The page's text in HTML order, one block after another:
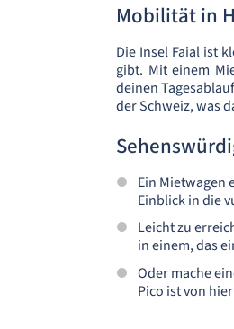
Mobilität in
Die Insel Faial ist
gibt. Mit einem
deinen
der Schweiz, was
Ein Mietwagen
Einblick in die
Leicht zu
in einem, das
Oder mache
Pico ist von